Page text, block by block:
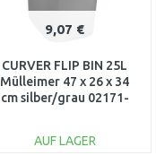
9,07 €
CURVER FLIP BIN 25L
Mülleimer 47 x 26 x 34
cm silber/grau 02171-
AUF LAGER